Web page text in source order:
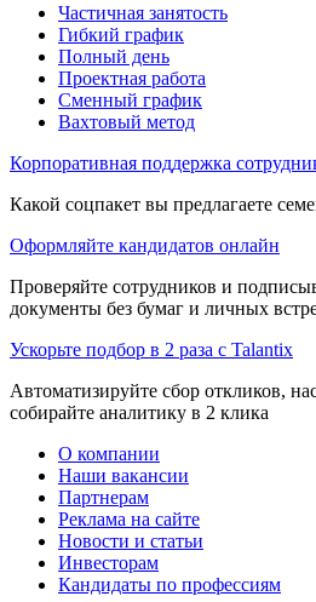
Частичная занятость
Гибкий график
Полный день
Проектная работа
Сменный график
Вахтовый метод
Корпоративная поддержка
Какой соцпакет вы предлагаете
Оформляйте кандидатов онлайн
Проверяйте сотрудников и
документы без бумаг и личных
Ускорьте подбор в 2 раза с Talantix
Автоматизируйте сбор откликов,
собирайте аналитику в 2 клика
О компании
Наши вакансии
Партнерам
Реклама на сайте
Новости и статьи
Инвесторам
Кандидаты по профессиям